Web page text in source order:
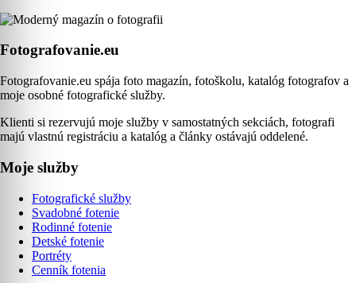
Fotografovanie.eu
Fotografovanie.eu spája foto magazín, fotoškolu, katalóg fotografov a
moje osobné fotografické služby.
Klienti si rezervujú moje služby v samostatných sekciách, fotografi
majú vlastnú registráciu a katalóg a články ostávajú oddelené.
Moje služby
Fotografické služby
Svadobné fotenie
Rodinné fotenie
Detské fotenie
Portréty
Cenník fotenia